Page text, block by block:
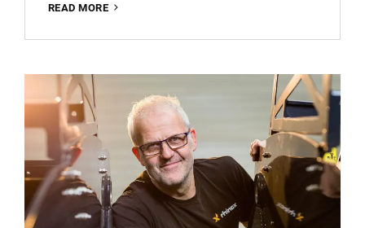
READ MORE
IN
VANG
SCHOONHEID
VAN
DE
STAD